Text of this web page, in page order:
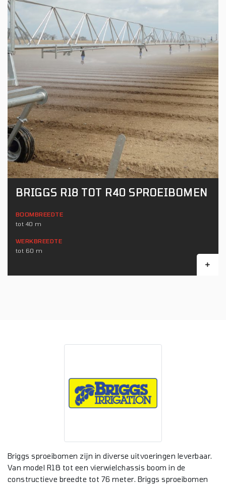
BRIGGS R18 TOT R40 SPROEIBOMEN
BOOMBREEDTE
tot 40 m
WERKBREEDTE
tot 60 m
Briggs sproeibomen zijn in diverse uitvoeringen leverbaar.
Van model R18 tot een vierwielchassis boom in de
constructieve breedte tot 76 meter. Briggs sproeibomen